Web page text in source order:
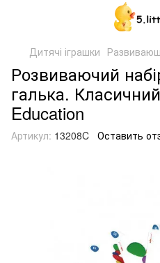
Дитячі іграшки
Розвиваючий
галька.
Education
Артикул: 13208C Оставить